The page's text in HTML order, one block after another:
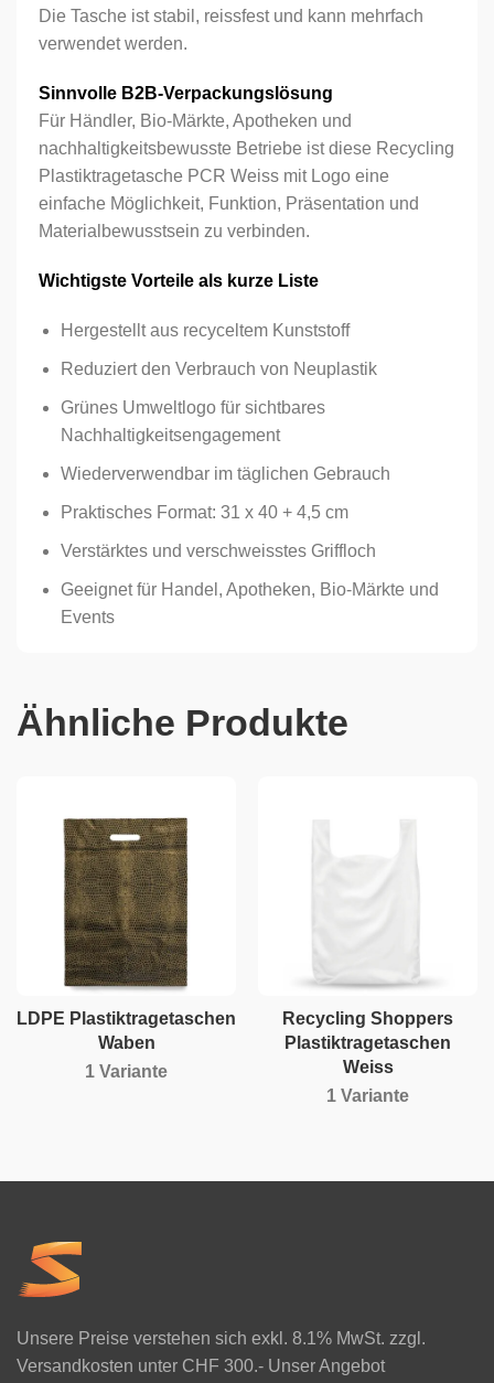
Die Tasche ist stabil, reissfest und kann mehrfach
verwendet werden.
Sinnvolle B2B-Verpackungslösung
Für Händler, Bio-Märkte, Apotheken und
nachhaltigkeitsbewusste Betriebe ist diese Recycling
Plastiktragetasche PCR Weiss mit Logo eine
einfache Möglichkeit, Funktion, Präsentation und
Materialbewusstsein zu verbinden.
Wichtigste Vorteile als kurze Liste
Hergestellt aus recyceltem Kunststoff
Reduziert den Verbrauch von Neuplastik
Grünes Umweltlogo für sichtbares
Nachhaltigkeitsengagement
Wiederverwendbar im täglichen Gebrauch
Praktisches Format: 31 x 40 + 4,5 cm
Verstärktes und verschweisstes Griffloch
Geeignet für Handel, Apotheken, Bio-Märkte und
Events
Ähnliche Produkte
LDPE Plastiktragetaschen
Waben
1 Variante
Recycling Shoppers
Plastiktragetaschen
Weiss
1 Variante
Unsere Preise verstehen sich exkl. 8.1% MwSt. zzgl.
Versandkosten unter CHF 300.- Unser Angebot